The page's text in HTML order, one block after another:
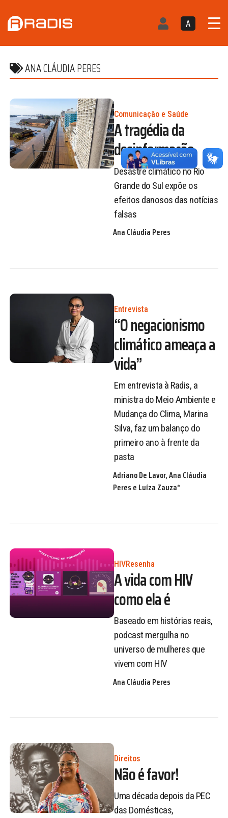
A
ANA CLÁUDIA PERES
Comunicação e Saúde
A tragédia da
desinformação
Desastre climático no Rio
Grande do Sul expõe os
efeitos danosos das notícias
falsas
Ana Cláudia Peres
Entrevista
“O negacionismo
climático ameaça a
vida”
Em entrevista à Radis, a
ministra do Meio Ambiente e
Mudança do Clima, Marina
Silva, faz um balanço do
primeiro ano à frente da
pasta
Adriano De Lavor, Ana Cláudia
Peres e Luíza Zauza*
HIVResenha
A vida com HIV
como ela é
Baseado em histórias reais,
podcast mergulha no
universo de mulheres que
vivem com HIV
Ana Cláudia Peres
Direitos
Não é favor!
Uma década depois da PEC
das Domésticas,